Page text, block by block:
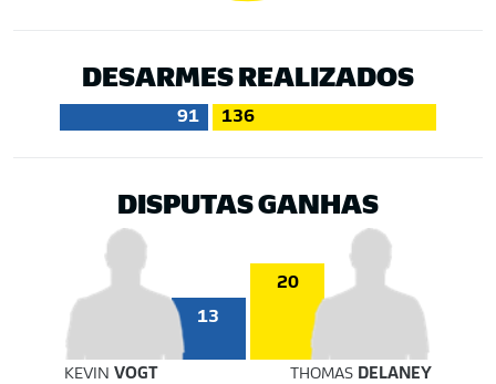
DESARMES REALIZADOS
91 136
DISPUTAS GANHAS
13
20
KEVIN VOGT THOMAS DELANEY